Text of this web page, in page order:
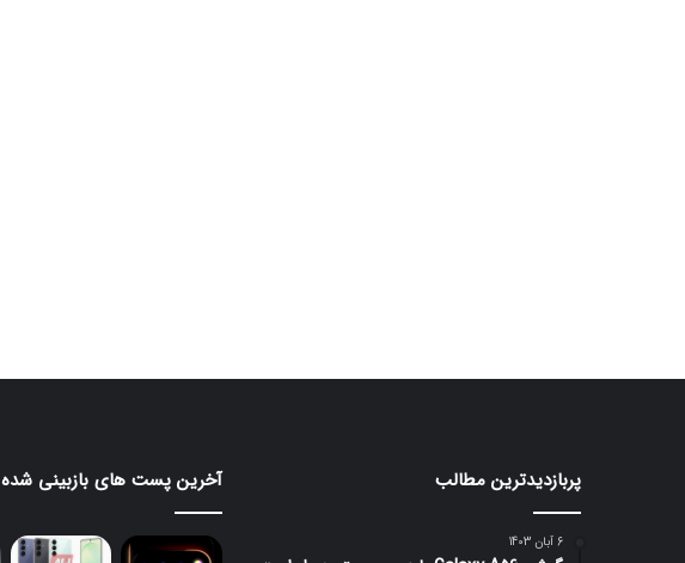
پربازدیدترین مطالب
6 آبان 1403
آخرین پست های بازبینی شده
هواوی
SE
قابلیت
جدید
HiLight
در